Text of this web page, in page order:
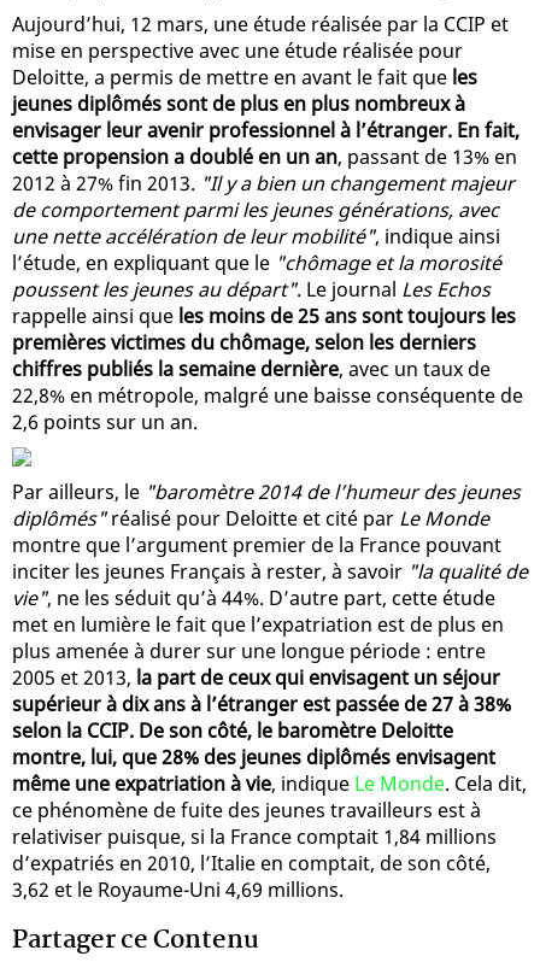
Aujourd’hui, 12 mars, une étude réalisée par la CCIP et
mise en perspective avec une étude réalisée pour
Deloitte, a permis de mettre en avant le fait que les
jeunes diplômés sont de plus en plus nombreux à
envisager leur avenir professionnel à l’étranger. En fait,
cette propension a doublé en un an, passant de 13% en
2012 à 27% fin 2013. "Il y a bien un changement majeur
de comportement parmi les jeunes générations, avec
une nette accélération de leur mobilité", indique ainsi
l’étude, en expliquant que le "chômage et la morosité
poussent les jeunes au départ". Le journal Les Echos
rappelle ainsi que les moins de 25 ans sont toujours les
premières victimes du chômage, selon les derniers
chiffres publiés la semaine dernière, avec un taux de
22,8% en métropole, malgré une baisse conséquente de
2,6 points sur un an.
Par ailleurs, le "baromètre 2014 de l’humeur des jeunes
diplômés"réalisé pour Deloitte et cité par Le Monde
montre que l’argument premier de la France pouvant
inciter les jeunes Français à rester, à savoir "la qualité de
vie", ne les séduit qu’à 44%. D’autre part, cette étude
met en lumière le fait que l’expatriation est de plus en
plus amenée à durer sur une longue période : entre
2005 et 2013, la part de ceux qui envisagent un séjour
supérieur à dix ans à l’étranger est passée de 27 à 38%
selon la CCIP. De son côté, le baromètre Deloitte
montre, lui, que 28% des jeunes diplômés envisagent
même une expatriation à vie, indique Le Monde. Cela dit,
ce phénomène de fuite des jeunes travailleurs est à
relativiser puisque, si la France comptait 1,84 millions
d’expatriés en 2010, l’Italie en comptait, de son côté,
3,62 et le Royaume-Uni 4,69 millions.
Partager ce Contenu